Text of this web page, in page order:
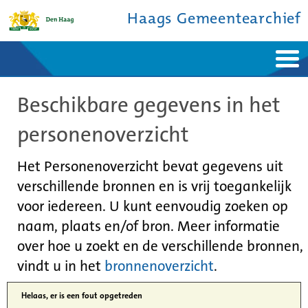
Haags Gemeentearchief
Ontdek de stad
De studiezaal
Bronnen en collecties
Contact
Beschikbare gegevens in het
personenoverzicht
Het Personenoverzicht bevat gegevens uit
verschillende bronnen en is vrij toegankelijk
voor iedereen. U kunt eenvoudig zoeken op
naam, plaats en/of bron. Meer informatie
over hoe u zoekt en de verschillende bronnen,
vindt u in het bronnenoverzicht.
Helaas, er is een fout opgetreden